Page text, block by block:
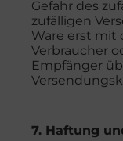
Gefahr des
zufälligen
Ware erst mit
Verbraucher
Empfänger
7. Haftung